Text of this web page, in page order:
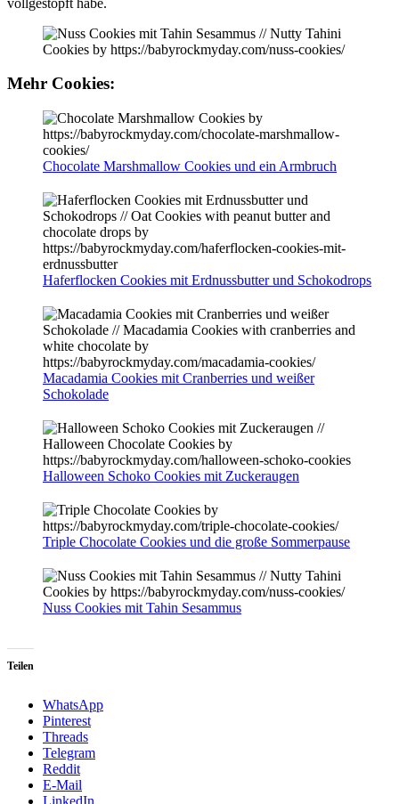
Mehr Cookies:
Chocolate Marshmallow Cookies und ein Armbruch
Haferflocken Cookies mit Erdnussbutter und Schokodrops
Macadamia Cookies mit Cranberries und weißer
Schokolade
Halloween Schoko Cookies mit Zuckeraugen
Triple Chocolate Cookies und die große Sommerpause
Nuss Cookies mit Tahin Sesammus
Teilen
WhatsApp
Pinterest
Threads
Telegram
Reddit
E-Mail
LinkedIn